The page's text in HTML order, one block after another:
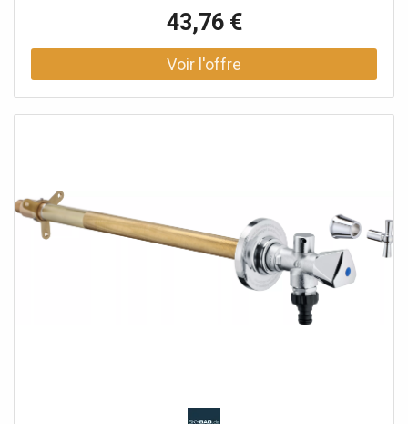
avec verouillage centralisé. Équipement véhicule: pour
véhicules avec système sans clé/entrer/partir.
43,76 €